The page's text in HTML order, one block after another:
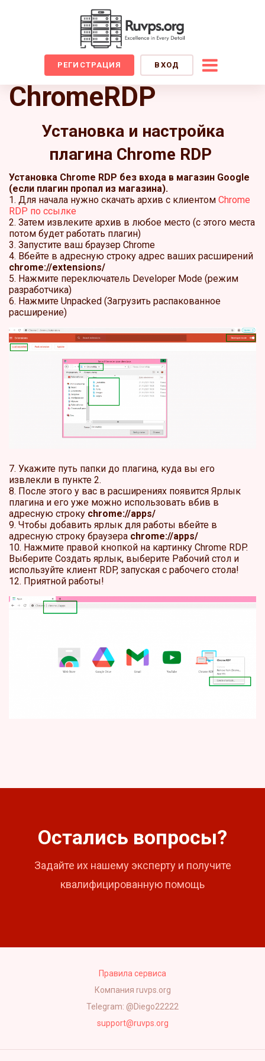
РЕГИСТРАЦИЯ ВХОД
ChromeRDP
Установка и настройка
плагина Chrome RDP
Установка Chrome RDP без входа в магазин Google
(если плагин пропал из магазина).
1. Для начала нужно скачать архив с клиентом Chrome
RDP по ссылке
2. Затем извлеките архив в любое место (с этого места
потом будет работать плагин)
3. Запустите ваш браузер Chrome
4. Вбейте в адресную строку адрес ваших расширений
chrome://extensions/
5. Нажмите переключатель Developer Mode (режим
разработчика)
6. Нажмите Unpacked (Загрузить распакованное
расширение)
7. Укажите путь папки до плагина, куда вы его
извлекли в пункте 2.
8. После этого у вас в расширениях появится Ярлык
плагина и его уже можно использовать вбив в
адресную строку chrome://apps/
9. Чтобы добавить ярлык для работы вбейте в
адресную строку браузера chrome://apps/
10. Нажмите правой кнопкой на картинку Chrome RDP.
Выберите Создать ярлык, выберите Рабочий стол и
используйте клиент RDP, запуская с рабочего стола!
12. Приятной работы!
Остались вопросы?
Задайте их нашему эксперту и получите
квалифицированную помощь
Правила сервиса
Компания ruvps.org
Telegram: @Diego22222
support@ruvps.org